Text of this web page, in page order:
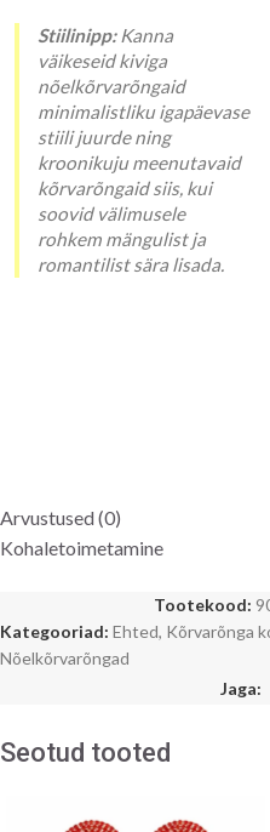
Stiilinipp:Kanna
väikeseid kiviga
nõelkõrvarõngaid
minimalistliku igapäevase
stiili juurde ning
kroonikuju meenutavaid
kõrvarõngaid siis, kui
soovid välimusele
rohkem mängulist ja
romantilist sära lisada.
Arvustused (0)
Kohaletoimetamine
Tootekood:
Kategooriad: Ehted, Kõrvarõnga
Nõelkõrvarõngad
Jaga:
Seotud tooted